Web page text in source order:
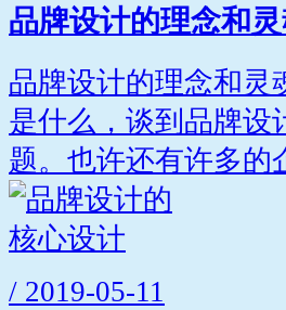
品牌设计的理念和
品牌设计的理念和灵
是什么，谈到品牌设
题。也许还有许多的
/ 2019-05-11